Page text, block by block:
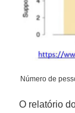
Número de
O relatório